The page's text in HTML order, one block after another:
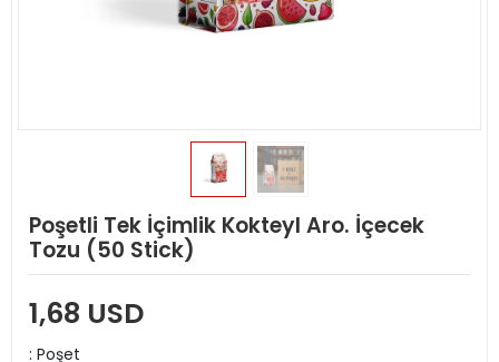
Poşetli Tek İçimlik Kokteyl Aro. İçecek
Tozu (50 Stick)
1,68 USD
: Poşet